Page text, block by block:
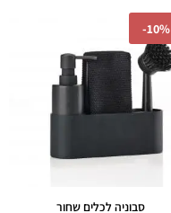
10%
-
סבוניה לכלים שחור
היה:
₪299.00.